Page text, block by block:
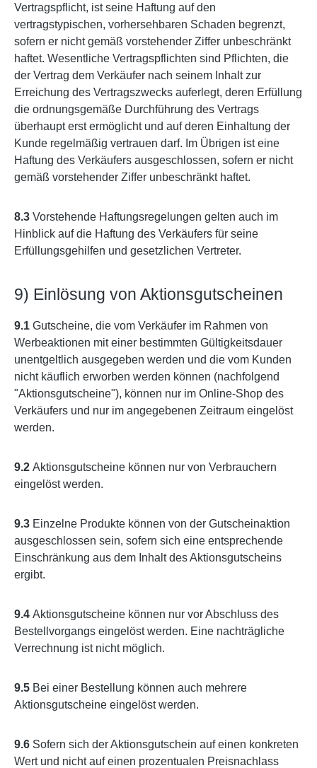
Vertragspflicht, ist seine Haftung auf den
vertragstypischen, vorhersehbaren Schaden begrenzt,
sofern er nicht gemäß vorstehender Ziffer unbeschränkt
haftet. Wesentliche Vertragspflichten sind Pflichten, die
der Vertrag dem Verkäufer nach seinem Inhalt zur
Erreichung des Vertragszwecks auferlegt, deren Erfüllung
die ordnungsgemäße Durchführung des Vertrags
überhaupt erst ermöglicht und auf deren Einhaltung der
Kunde regelmäßig vertrauen darf. Im Übrigen ist eine
Haftung des Verkäufers ausgeschlossen, sofern er nicht
gemäß vorstehender Ziffer unbeschränkt haftet.
8.3 Vorstehende Haftungsregelungen gelten auch im
Hinblick auf die Haftung des Verkäufers für seine
Erfüllungsgehilfen und gesetzlichen Vertreter.
9) Einlösung von Aktionsgutscheinen
9.1 Gutscheine, die vom Verkäufer im Rahmen von
Werbeaktionen mit einer bestimmten Gültigkeitsdauer
unentgeltlich ausgegeben werden und die vom Kunden
nicht käuflich erworben werden können (nachfolgend
"Aktionsgutscheine"), können nur im Online-Shop des
Verkäufers und nur im angegebenen Zeitraum eingelöst
werden.
9.2 Aktionsgutscheine können nur von Verbrauchern
eingelöst werden.
9.3 Einzelne Produkte können von der Gutscheinaktion
ausgeschlossen sein, sofern sich eine entsprechende
Einschränkung aus dem Inhalt des Aktionsgutscheins
ergibt.
9.4 Aktionsgutscheine können nur vor Abschluss des
Bestellvorgangs eingelöst werden. Eine nachträgliche
Verrechnung ist nicht möglich.
9.5 Bei einer Bestellung können auch mehrere
Aktionsgutscheine eingelöst werden.
9.6 Sofern sich der Aktionsgutschein auf einen konkreten
Wert und nicht auf einen prozentualen Preisnachlass